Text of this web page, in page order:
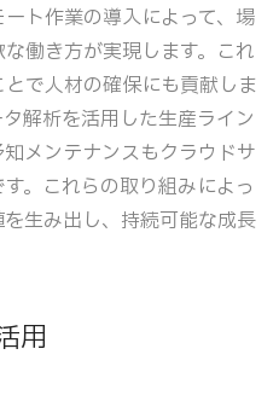
ト作業の導入によって、場
働き方が実現します。これ
で人材の確保にも貢献しま
解析を活用した生産ライン
メンテナンスもクラウドサ
。これらの取り組みによっ
生み出し、持続可能な成長
用